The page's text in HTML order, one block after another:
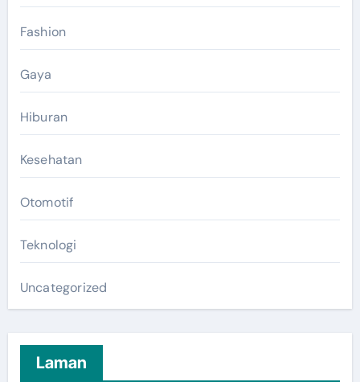
Fashion
Gaya
Hiburan
Kesehatan
Otomotif
Teknologi
Uncategorized
Laman